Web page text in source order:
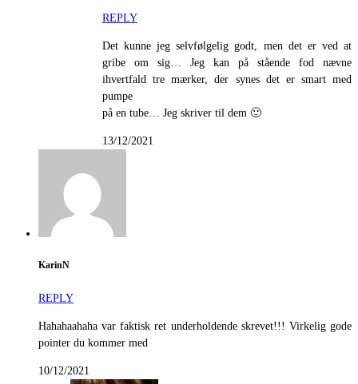
REPLY
Det kunne jeg selvfølgelig godt, men det er ved at
gribe om sig… Jeg kan på stående fod nævne
ihvertfald tre mærker, der synes det er smart med
pumpe
på en tube… Jeg skriver til dem 🙂
13/12/2021
KarinN
REPLY
Hahahaahaha var faktisk ret underholdende skrevet!!! Virkelig gode
pointer du kommer med
10/12/2021